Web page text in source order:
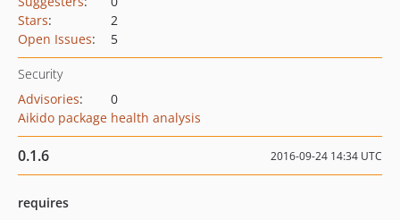
Stars:
2
Open Issues: 5
Security
Advisories:
0
Aikido package health analysis
0.1.6 2016-09-24 14:34 UTC
requires